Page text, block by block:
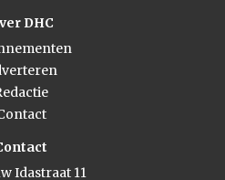
DHC
Idastraat 11